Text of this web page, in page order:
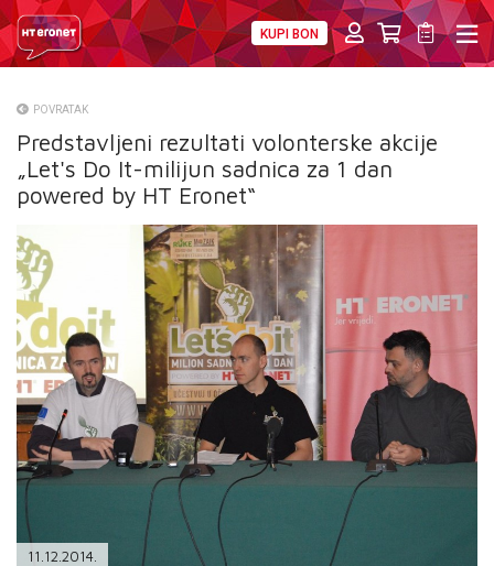
KUPI BON
O NAMA
PRESS
NATJEČAJI
VELEPRODAJA
KONTAKTI
MOJ PROFIL
E-RAČUN
TELEFONSKI IMENIK
POVRATAK
Predstavljeni rezultati volonterske akcije
„Let's Do It-milijun sadnica za 1 dan
powered by HT Eronet“
11.12.2014.